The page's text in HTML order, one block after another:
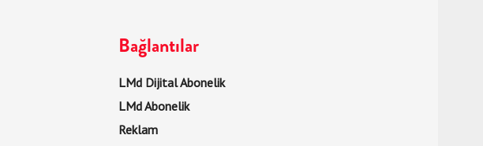
Bağlantılar
LMd Dijital Abonelik
LMd Abonelik
Reklam